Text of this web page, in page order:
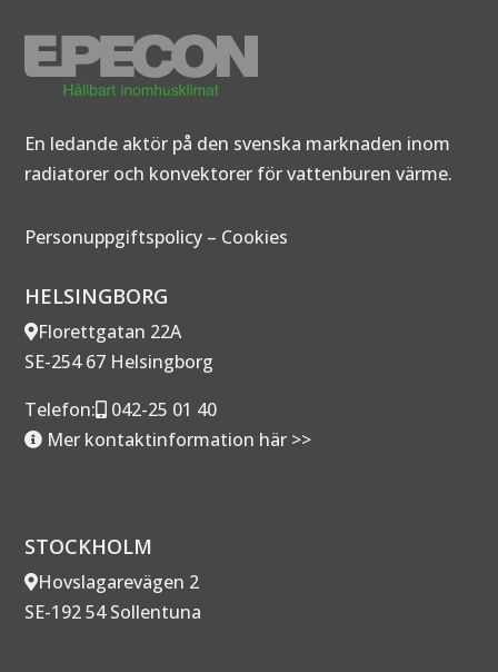
En ledande aktör på den svenska marknaden inom
radiatorer och konvektorer för vattenburen värme.
Personuppgiftspolicy – Cookies
HELSINGBORG
Florettgatan 22A
SE-254 67 Helsingborg
Telefon:
042-25 01 40
Mer kontaktinformation här >>
STOCKHOLM
Hovslagarevägen 2
SE-192 54 Sollentuna